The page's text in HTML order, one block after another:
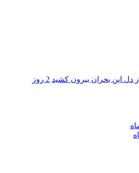
دل این بحران بیرون کشید 2 روز